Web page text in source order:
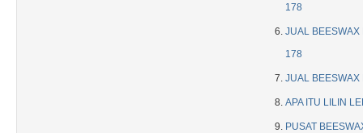
178
JUAL
178
JUAL
APA ITU LILIN
PUSAT